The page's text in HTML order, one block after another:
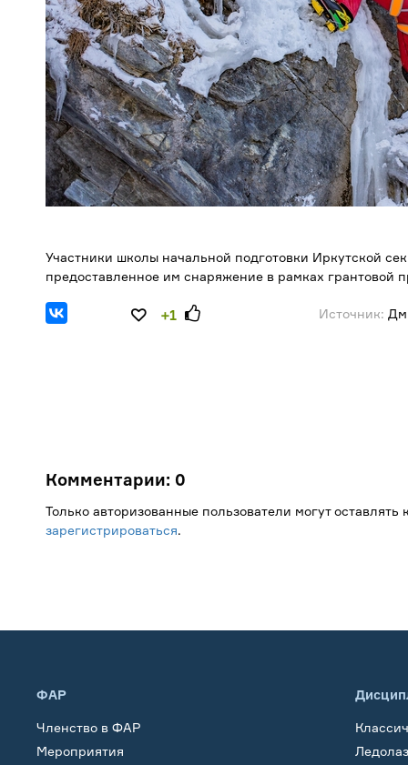
Участники школы начальной подготовки Иркутской
предоставленное им снаряжение в рамках грантовой
+1 Источник:
Комментарии: 0
Только авторизованные пользователи могут
зарегистрироваться.
ФАР
Членство в ФАР
Мероприятия